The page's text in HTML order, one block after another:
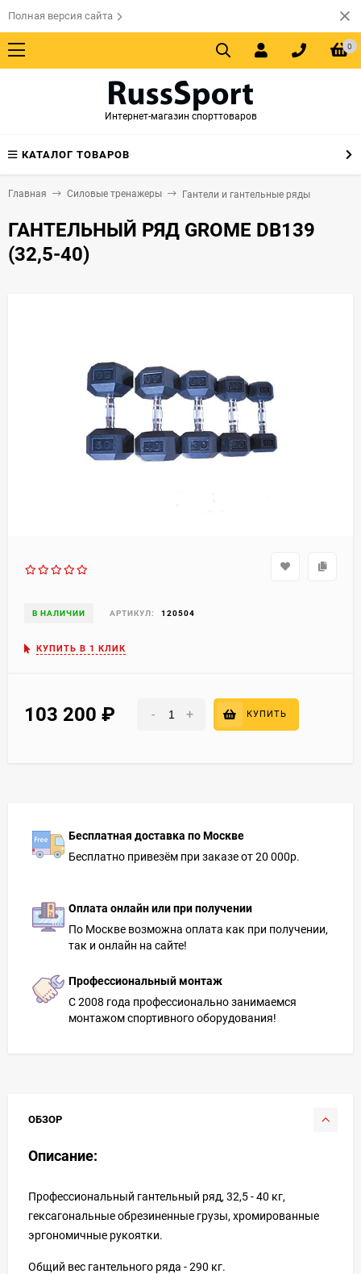
Полная версия сайта
0
Интернет-магазин спорттоваров
КАТАЛОГ ТОВАРОВ
Главная Силовые тренажеры Гантели и гантельные ряды
ГАНТЕЛЬНЫЙ РЯД GROME DB139
(32,5-40)
В НАЛИЧИИ АРТИКУЛ: 120504
КУПИТЬ В 1 КЛИК
103 200 - + КУПИТЬ
Бесплатная доставка по Москве
Бесплатно привезём при заказе от 20 000р.
Оплата онлайн или при получении
По Москве возможна оплата как при получении,
так и онлайн на сайте!
Профессиональный монтаж
С 2008 года профессионально занимаемся
монтажом спортивного оборудования!
ОБЗОР
Описание:
Профессиональный гантельный ряд, 32,5 - 40 кг,
гексагональные обрезиненные грузы, хромированные
эргономичные рукоятки.
Общий вес гантельного ряда - 290 кг.